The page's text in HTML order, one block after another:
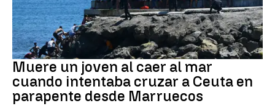
Ceuta
Muere un joven al caer al mar
cuando intentaba cruzar a Ceuta en
parapente desde Marruecos